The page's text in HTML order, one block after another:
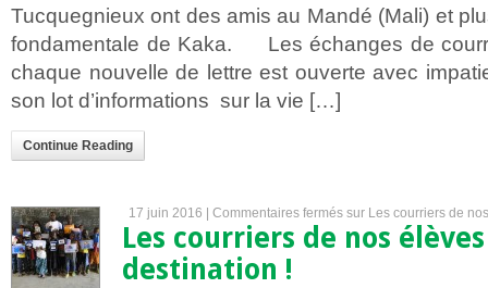
Tucquegnieux ont des amis au Mandé (Mali) et
fondamentale de Kaka. Les échanges de
chaque nouvelle de lettre est ouverte avec
son lot d’informations sur la vie […]
Continue Reading
17 juin 2016 | Commentaires fermés sur Les courriers de
Les courriers de nos
destination !